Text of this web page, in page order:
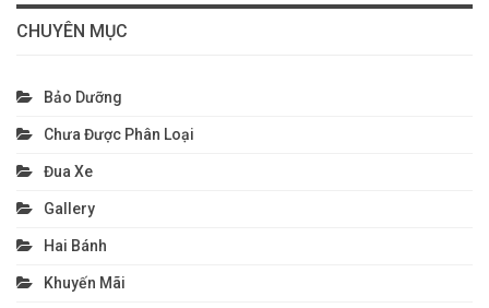
CHUYÊN MỤC
Bảo Dưỡng
Chưa Được Phân Loại
Đua Xe
Gallery
Hai Bánh
Khuyến Mãi